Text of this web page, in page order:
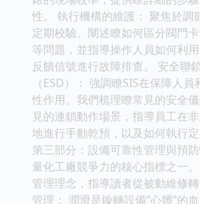
性。 執行機構的維護： 聚焦於調
定期校驗。闡述瞭如何區分閥門
等問題，並指導操作人員如何利
反饋信號進行故障排查。 安全聯
（ESD）： 強調瞭SIS在保障人
性作用。我們梳理瞭常見的安全
見的連鎖動作場景，指導員工在
地進行手動乾預，以及如何執行定
第三部分：設備可靠性管理與預
量化工廠競爭力的核心指標之一
管理理念，指導讀者從被動維修
管理： 潤滑是鏇轉設備“心髒”的